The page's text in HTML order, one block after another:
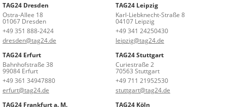
TAG24 Dresden
Ostra-Allee 18
01067 Dresden
+49 351 888-2424
dresden@tag24.de
TAG24 Leipzig
Karl-Liebknecht-Straße 8
04107 Leipzig
+49 341 24250430
leipzig@tag24.de
TAG24 Erfurt
Bahnhofstraße 38
99084 Erfurt
+49 361 34947880
erfurt@tag24.de
TAG24 Stuttgart
Curiestraße 2
70563 Stuttgart
+49 711 21952530
stuttgart@tag24.de
TAG24 Frankfurt a. M.
TAG24 Köln